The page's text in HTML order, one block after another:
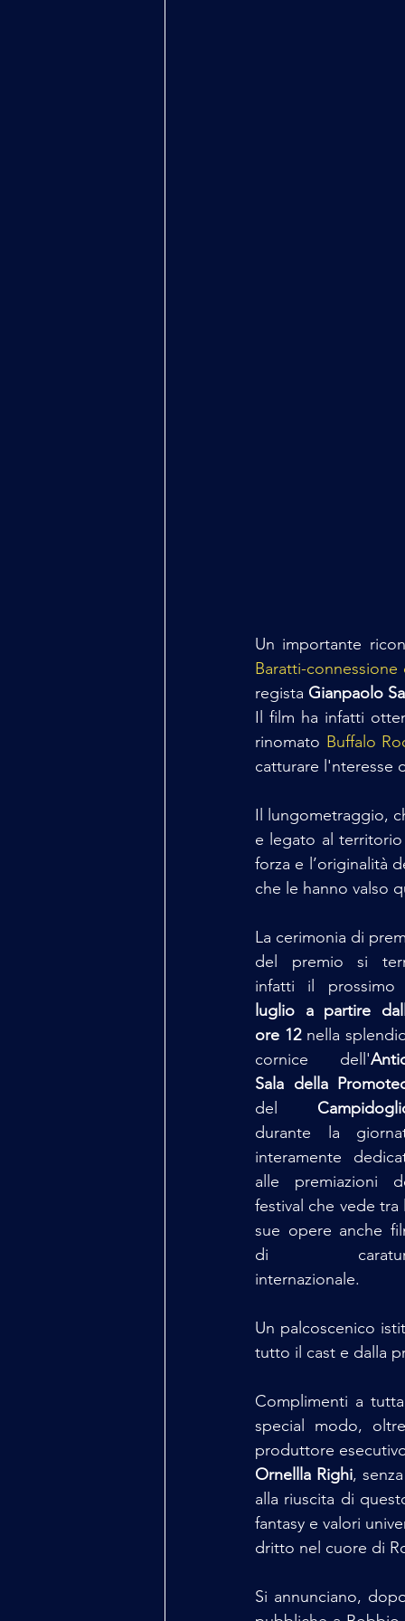
Un importante
Baratti-
regista Gianpaolo
Il film ha infatti
rinomato Buffalo
catturare l'nteresse
Il lungometraggio,
e legato al
forza e l’originalità
che le hanno valso
La cerimonia di
del premio si
infatti il
luglio a partire
ore 12 nella
cornice dell'
del
durante la
interamente
alle premiazioni
festival che vede tra
sue opere anche
di
internazionale.
Un palcoscenico
tutto il cast e dalla
Complimenti a
special modo,
produttore
Ornellla Righi,
alla riuscita di
fantasy e valori
dritto nel cuore di
Si annunciano,